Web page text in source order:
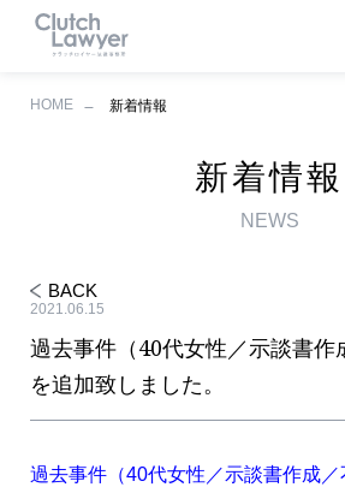
HOME 新着情報
新着情報
NEWS
BACK
2021.06.15
過去事件（40代女性／示談書作
を追加致しました。
過去事件（40代女性／示談書作成／